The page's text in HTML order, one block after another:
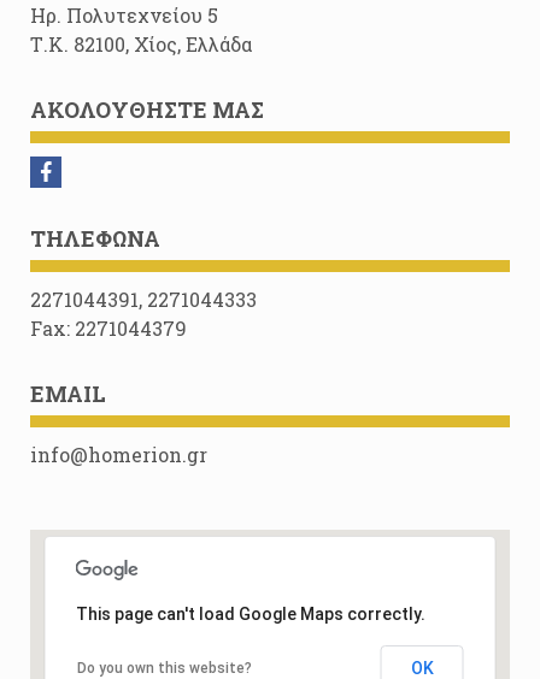
Ηρ. Πολυτεχνείου 5
Τ.Κ. 82100, Χίος, Ελλάδα
ΑΚΟΛΟΥΘΉΣΤΕ ΜΑΣ
ΤΗΛΈΦΩΝΑ
2271044391, 2271044333
Fax: 2271044379
EMAIL
info@homerion.gr
This page can't load Google Maps correctly.
Do you own this website? OK